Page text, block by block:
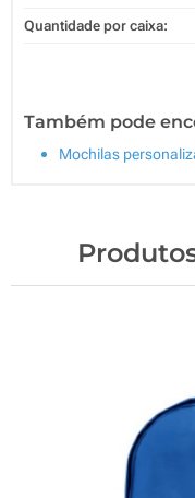
Quantidade por caixa:
Também pode
Mochilas